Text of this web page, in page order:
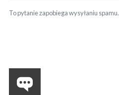
To pytanie zapobiega wysyłaniu spamu.